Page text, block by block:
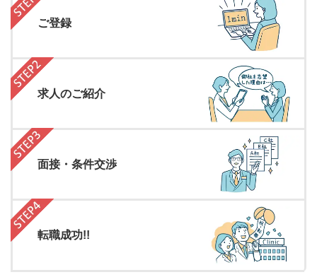
ご登録
求人のご紹介
面接・条件交渉
転職成功!!